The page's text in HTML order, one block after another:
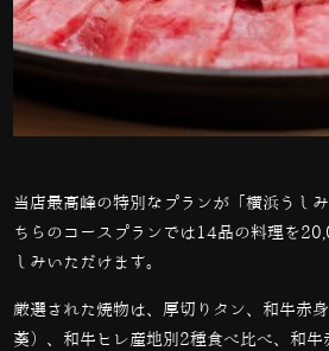
当店最高峰の特別なプランが「横浜うし
ちらのコースプランでは14品の料理を
しみいただけます。
厳選された焼物は、厚切りタン、和牛赤
葵）、和牛ヒレ産地別 2種食べ比べ、和牛